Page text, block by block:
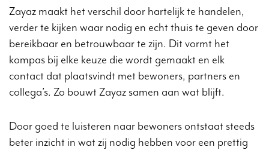
Zayaz maakt het verschil door hartelijk te handelen,
verder te kijken waar nodig en echt thuis te geven door
bereikbaar en betrouwbaar te zijn. Dit vormt het
kompas bij elke keuze die wordt gemaakt en elk
contact dat plaatsvindt met bewoners, partners en
collega’s. Zo bouwt Zayaz samen aan wat blijft.
Door goed te luisteren naar bewoners ontstaat steeds
beter inzicht in wat zij nodig hebben voor een prettig